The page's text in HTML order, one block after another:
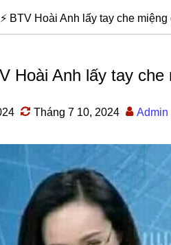
BTV Hoài Anh lấy tay che
Hoài Anh lấy tay
Tháng 7 10, 2024 Admin